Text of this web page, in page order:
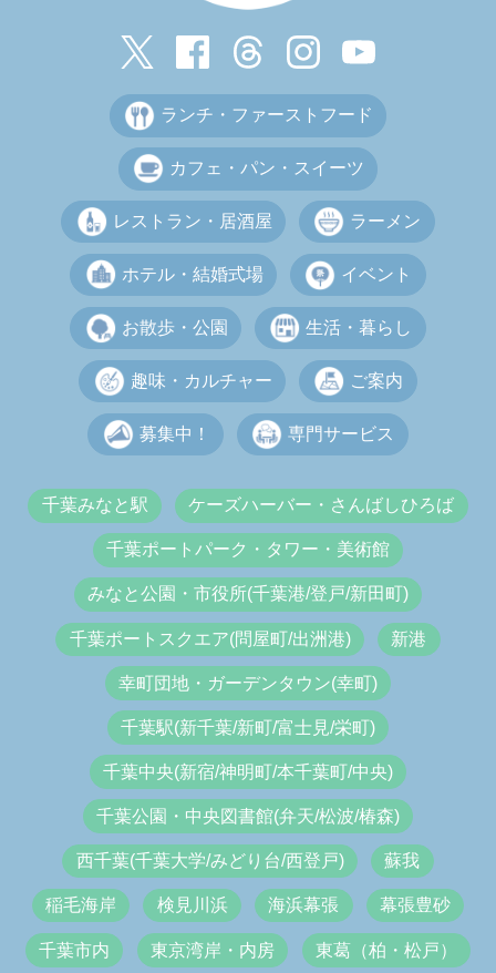
ランチ・ファーストフード
カフェ・パン・スイーツ
レストラン・居酒屋 ラーメン
ホテル・結婚式場 イベント
お散歩・公園 生活・暮らし
趣味・カルチャー ご案内
募集中！ 専門サービス
千葉みなと駅 ケーズハーバー・さんばしひろば
千葉ポートパーク・タワー・美術館
みなと公園・市役所(千葉港/登戸/新田町)
千葉ポートスクエア(問屋町/出洲港) 新港
幸町団地・ガーデンタウン(幸町)
千葉駅(新千葉/新町/富士見/栄町)
千葉中央(新宿/神明町/本千葉町/中央)
千葉公園・中央図書館(弁天/松波/椿森)
西千葉(千葉大学/みどり台/西登戸) 蘇我
稲毛海岸 検見川浜 海浜幕張 幕張豊砂
千葉市内 東京湾岸・内房 東葛（柏・松戸）